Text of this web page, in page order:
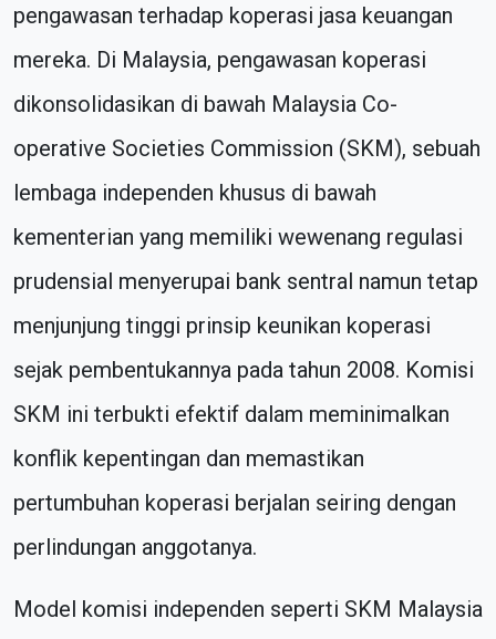
pengawasan terhadap koperasi jasa keuangan
mereka. Di Malaysia, pengawasan koperasi
dikonsolidasikan di bawah Malaysia Co-
operative Societies Commission (SKM), sebuah
lembaga independen khusus di bawah
kementerian yang memiliki wewenang regulasi
prudensial menyerupai bank sentral namun tetap
menjunjung tinggi prinsip keunikan koperasi
sejak pembentukannya pada tahun 2008. Komisi
SKM ini terbukti efektif dalam meminimalkan
konflik kepentingan dan memastikan
pertumbuhan koperasi berjalan seiring dengan
perlindungan anggotanya.
Model komisi independen seperti SKM Malaysia